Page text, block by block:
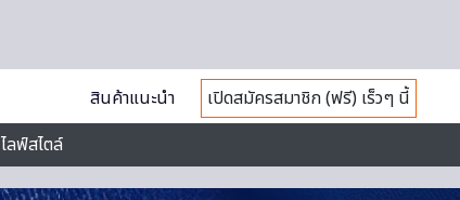
สินค้าแนะนำ
เปิดสมัครสมาชิก (ฟรี) เร็วๆ นี้
ไลฟ์สไตล์